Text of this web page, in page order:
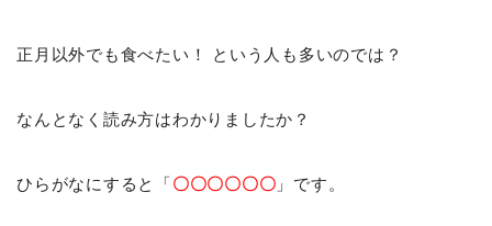
正月以外でも食べたい！ という人も多いのでは？
なんとなく読み方はわかりましたか？
ひらがなにすると「〇〇〇〇〇〇 」です。